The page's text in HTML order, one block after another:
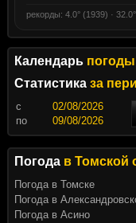
рекорды: 4.0° (1939) ·
Календарь погоды
Статистика за
c
по
Погода в Томской
Погода в Томске
Погода в
Погода в Асино